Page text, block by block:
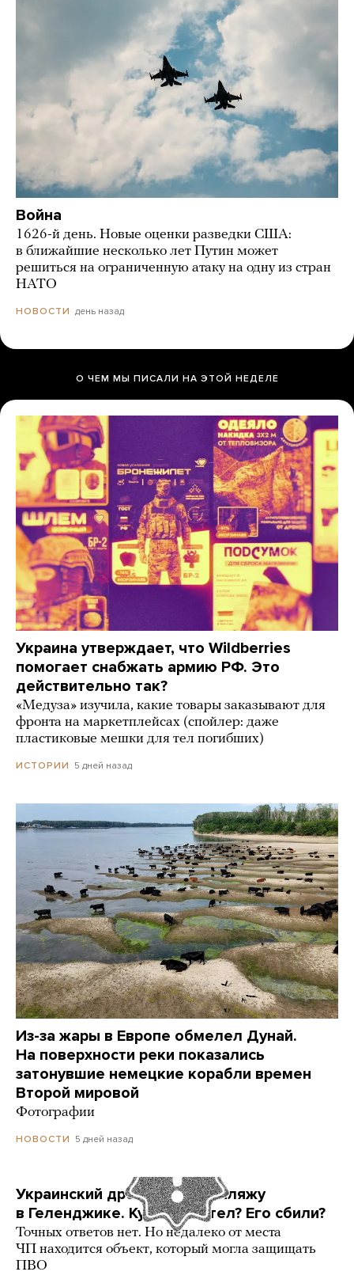
Война
1626-й день. Новые оценки разведки США:
в ближайшие несколько лет Путин может
решиться на ограниченную атаку на одну из стран
НАТО
НОВОСТИ день назад
О ЧЕМ МЫ ПИСАЛИ НА ЭТОЙ НЕДЕЛЕ
Украина утверждает, что Wildberries
помогает снабжать армию РФ. Это
действительно так?
«Медуза» изучила, какие товары заказывают для
фронта на маркетплейсах (спойлер: даже
пластиковые мешки для тел погибших)
ИСТОРИИ 5 дней назад
Из-за жары в Европе обмелел Дунай.
На поверхности реки показались
затонувшие немецкие корабли времен
Второй мировой
Фотографии
НОВОСТИ 5 дней назад
Украинский дрон попал по пляжу
в Геленджике. Куда он летел? Его сбили?
Точных ответов нет. Но недалеко от места
ЧП находится объект, который могла защищать
ПВО